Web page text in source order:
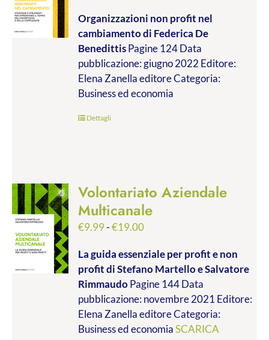
prezzo:
da
€9.99
a
€17.00
Organizzazioni non profit nel
cambiamentodi Federica De
BenedittisPagine 124 Data
pubblicazione: giugno 2022 Editore:
Elena Zanella editore Categoria:
Business ed economia
Dettagli
Volontariato Aziendale
Multicanale
€9.99-€19.00Fascia
prezzo:
da
€9.99
a
€19.00
La guida essenziale per profit e non
profitdi Stefano Martello e Salvatore
RimmaudoPagine 144 Data
pubblicazione: novembre 2021 Editore:
Elena Zanella editore Categoria:
Business ed economiaSCARICA